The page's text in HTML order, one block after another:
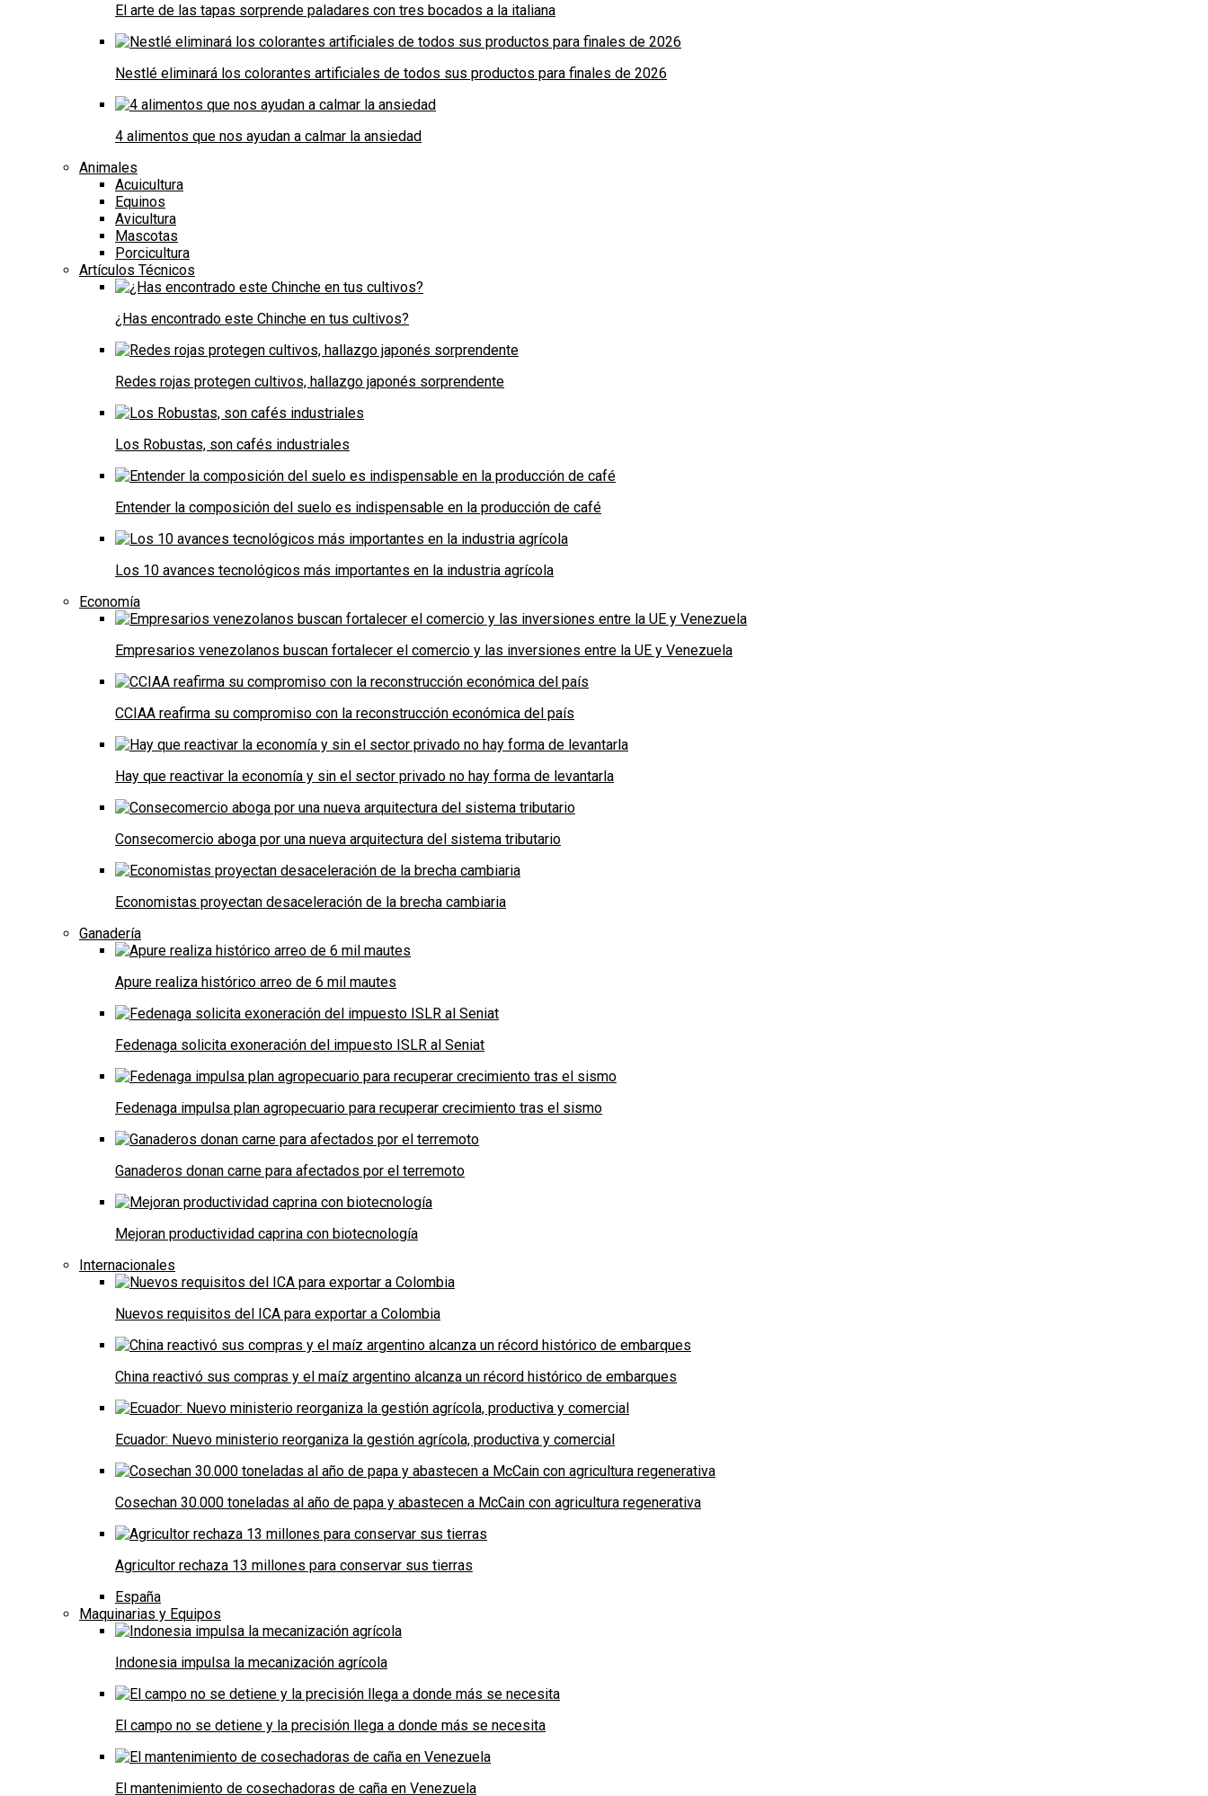
El arte de las tapas sorprende paladares con tres bocados a la italiana
Nestlé eliminará los colorantes artificiales de todos sus productos para finales de 2026
4 alimentos que nos ayudan a calmar la ansiedad
Animales
Acuicultura
Equinos
Avicultura
Mascotas
Porcicultura
Artículos Técnicos
¿Has encontrado este Chinche en tus cultivos?
Redes rojas protegen cultivos, hallazgo japonés sorprendente
Los Robustas, son cafés industriales
Entender la composición del suelo es indispensable en la producción de café
Los 10 avances tecnológicos más importantes en la industria agrícola
Economía
Empresarios venezolanos buscan fortalecer el comercio y las inversiones entre la UE y Venezuela
CCIAA reafirma su compromiso con la reconstrucción económica del país
Hay que reactivar la economía y sin el sector privado no hay forma de levantarla
Consecomercio aboga por una nueva arquitectura del sistema tributario
Economistas proyectan desaceleración de la brecha cambiaria
Ganadería
Apure realiza histórico arreo de 6 mil mautes
Fedenaga solicita exoneración del impuesto ISLR al Seniat
Fedenaga impulsa plan agropecuario para recuperar crecimiento tras el sismo
Ganaderos donan carne para afectados por el terremoto
Mejoran productividad caprina con biotecnología
Internacionales
Nuevos requisitos del ICA para exportar a Colombia
China reactivó sus compras y el maíz argentino alcanza un récord histórico de embarques
Ecuador: Nuevo ministerio reorganiza la gestión agrícola, productiva y comercial
Cosechan 30.000 toneladas al año de papa y abastecen a McCain con agricultura regenerativa
Agricultor rechaza 13 millones para conservar sus tierras
España
Maquinarias y Equipos
Indonesia impulsa la mecanización agrícola
El campo no se detiene y la precisión llega a donde más se necesita
El mantenimiento de cosechadoras de caña en Venezuela